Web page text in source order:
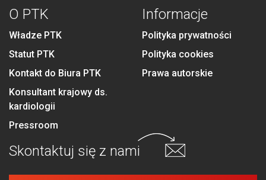
O PTK
Władze PTK
Statut PTK
Kontakt do Biura PTK
Konsultant krajowy ds.
kardiologii
Pressroom
Informacje
Polityka prywatności
Polityka cookies
Prawa autorskie
Skontaktuj się z nami